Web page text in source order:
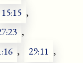
15:15 ,
,
, 29:11 ,